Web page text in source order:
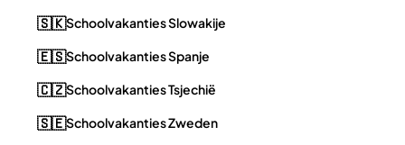
🇸🇰Schoolvakanties Slowakije
🇪🇸Schoolvakanties Spanje
🇨🇿Schoolvakanties Tsjechië
🇸🇪Schoolvakanties Zweden